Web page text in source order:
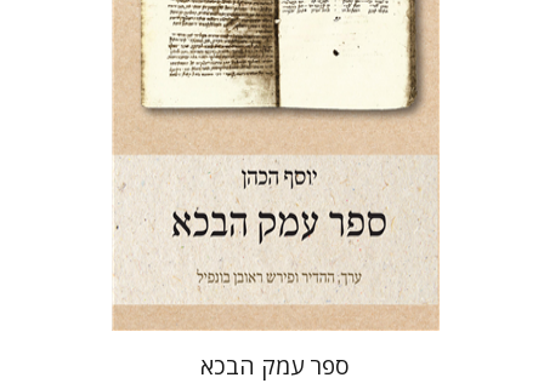
הנחת אתר ספר מודפס
$31
$28
ספר עמק הבכא